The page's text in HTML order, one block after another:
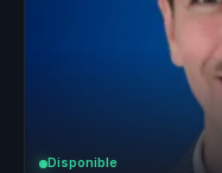
Disponible